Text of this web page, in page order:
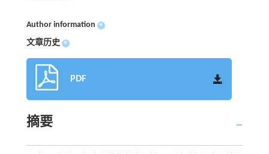
Author information +
文章历史 +
PDF
摘要